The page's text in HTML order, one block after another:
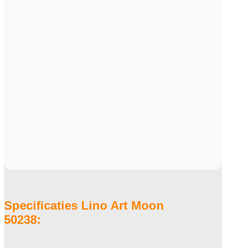
Specificaties Lino Art Moon
50238: